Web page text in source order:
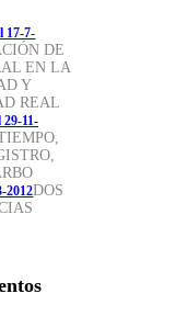
17-7-
DE
EN LA
Y
REAL
29-11-
2012DOS